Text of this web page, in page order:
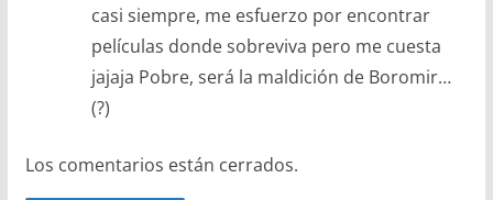
casi siempre, me esfuerzo por encontrar
películas donde sobreviva pero me cuesta
jajaja Pobre, será la maldición de Boromir…
(?)
Los comentarios están cerrados.